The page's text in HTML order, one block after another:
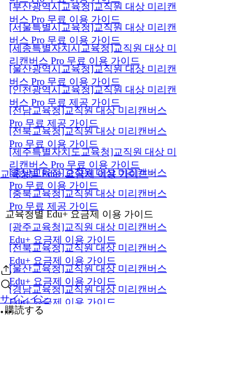
교육청별 Edu+ 요금제 이용 가이드
サインイン
[부산광역시교육청]교직원 대상 미리캔
버스 Pro 무료 이용 가이드
[서울특별시교육청]교직원 대상 미리캔
버스 Pro 무료 이용 가이드
[세종특별자치시교육청]교직원 대상 미
리캔버스 Pro 무료 이용 가이드
[울산광역시교육청]교직원 대상 미리캔
버스 Pro 무료 이용 가이드
[인천광역시교육청]교직원 대상 미리캔
버스 Pro 무료 제공 가이드
[전남교육청]교직원 대상 미리캔버스
Pro 무료 제공 가이드
[전북교육청]교직원 대상 미리캔버스
Pro 무료 이용 가이드
[제주특별자치도교육청]교직원 대상 미
리캔버스 Pro 무료 이용 가이드
[충남교육청]교직원 대상 미리캔버스
Pro 무료 이용 가이드
[충북교육청]교직원 대상 미리캔버스
Pro 무료 제공 가이드
교육청별 Edu+ 요금제 이용 가이드
[광주교육청]교직원 대상 미리캔버스
Edu+ 요금제 이용 가이드
[전북교육청]교직원 대상 미리캔버스
Edu+ 요금제 이용 가이드
[울산교육청]교직원 대상 미리캔버스
Edu+ 요금제 이용 가이드
[경남교육청]교직원 대상 미리캔버스
Edu+ 요금제 이용 가이드
購読する